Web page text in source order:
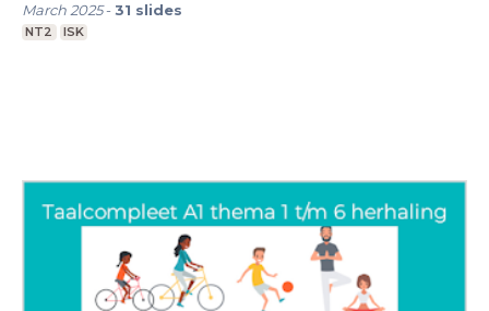
March 2025-31 slides
NT2 ISK